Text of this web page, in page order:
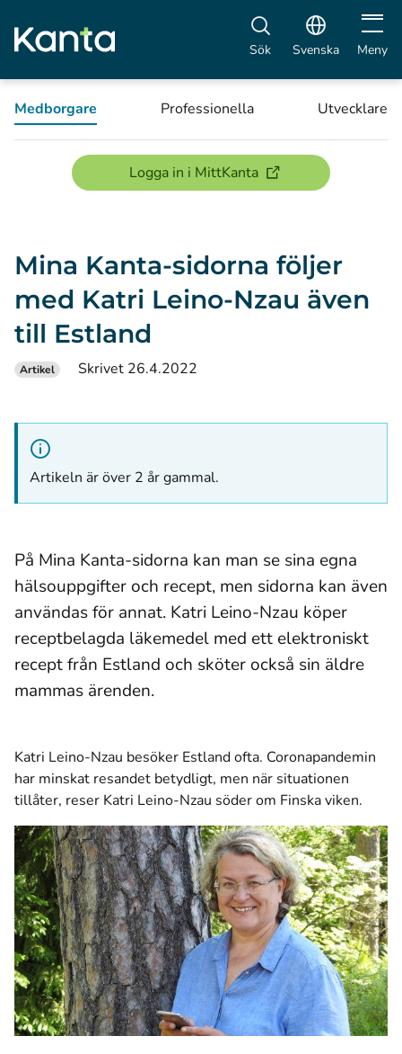
Sök Svenska Öppna
Meny
Medborgare Professionella Utvecklare
Logga in i MittKanta(öppnas i ett nytt
Mina Kanta-sidorna följer
med Katri Leino-Nzau även
till Estland
Artikel Skrivet 26.4.2022
Artikeln är över 2 år gammal.
På Mina Kanta-sidorna kan man se sina egna
hälsouppgifter och recept, men sidorna kan även
användas för annat. Katri Leino-Nzau köper
receptbelagda läkemedel med ett elektroniskt
recept från Estland och sköter också sin äldre
mammas ärenden.
Katri Leino-Nzau besöker Estland ofta. Coronapandemin
har minskat resandet betydligt, men när situationen
tillåter, reser Katri Leino-Nzau söder om Finska viken.